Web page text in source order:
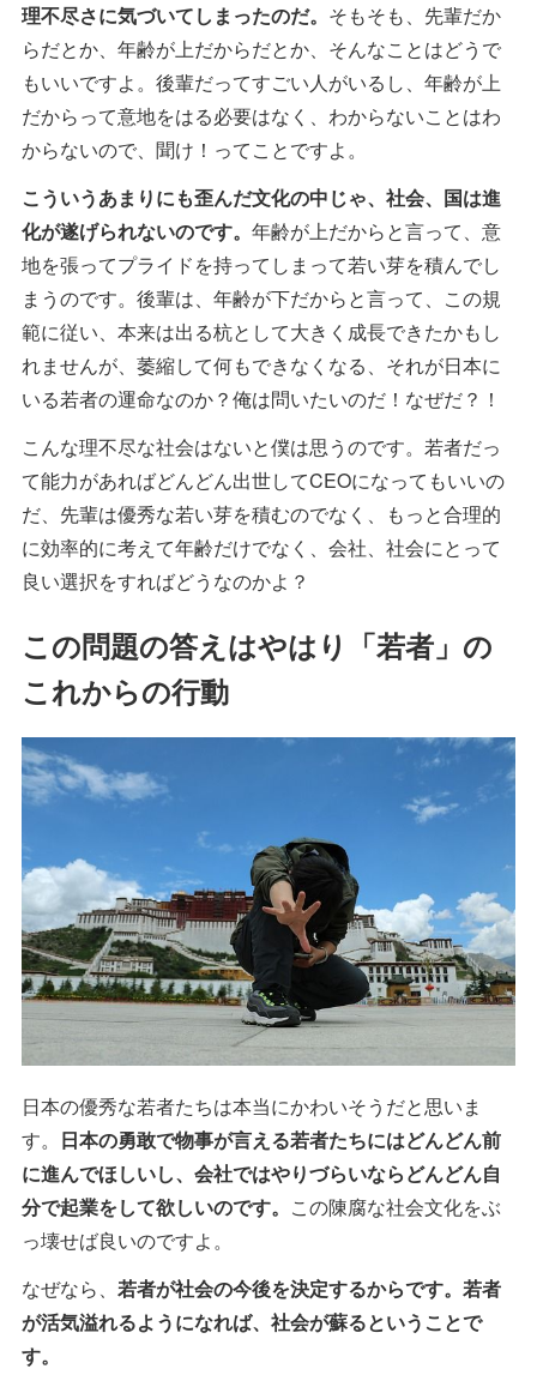
理不尽さに気づいてしまったのだ。 そもそも、先輩だか
らだとか、年齢が上だからだとか、そんなことはどうで
もいいですよ。後輩だってすごい人がいるし、年齢が上
だからって意地をはる必要はなく、わからないことはわ
からないので、聞け！ってことですよ。
こういうあまりにも歪んだ文化の中じゃ、社会、国は進
化が遂げられないのです。 年齢が上だからと言って、意
地を張ってプライドを持ってしまって若い芽を積んでし
まうのです。後輩は、年齢が下だからと言って、この規
範に従い、本来は出る杭として大きく成長できたかもし
れませんが、萎縮して何もできなくなる、それが日本に
いる若者の運命なのか？俺は問いたいのだ！なぜだ？！
こんな理不尽な社会はないと僕は思うのです。若者だっ
て能力があればどんどん出世してCEOになってもいいの
だ、先輩は優秀な若い芽を積むのでなく、もっと合理的
に効率的に考えて年齢だけでなく、会社、社会にとって
良い選択をすればどうなのかよ？
この問題の答えはやはり「若者」の
これからの行動
日本の優秀な若者たちは本当にかわいそうだと思いま
す。 日本の勇敢で物事が言える若者たちにはどんどん前
に進んでほしいし、会社ではやりづらいならどんどん自
分で起業をして欲しいのです。 この陳腐な社会文化をぶ
っ壊せば良いのですよ。
なぜなら、 若者が社会の今後を決定するからです。若者
が活気溢れるようになれば、社会が蘇るということで
す。